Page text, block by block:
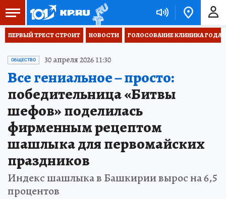
ПЕРВЫЙ ТРЕСТ СТРОИТ НОВОСТИ ГОЛОСОВАНИЕ КЛИНИКА ГОДА
ОБЩЕСТВО 30 апреля 2026 11:30
Все гениальное – просто:
победительница «Битвы
шефов» поделилась
фирменным рецептом
шашлыка для первомайских
праздников
Индекс шашлыка в Башкирии вырос на 6,5
процентов